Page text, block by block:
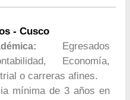
- Cusco
Egresados
Economía,
o carreras afines.
mínima de 3 años en